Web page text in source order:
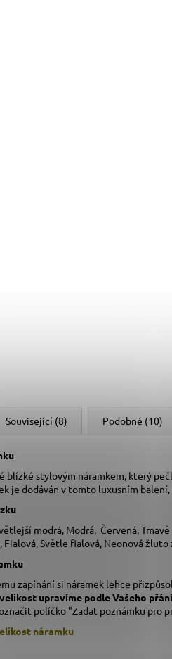
Související (8) Podobné (10)
blízké stylovým náramkem, který
je dodáván v tomto luxusním
modrá, Modrá, Červená,
Fialová, Světle fialová, Neonová
zapínání si náramek lehce
upravíme podle Vašeho přání
políčko "Zadat poznámku pro
náramku